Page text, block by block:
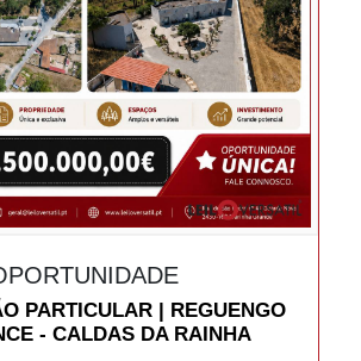
PARTICULAR | REGUENGO
- CALDAS DA RAINHA